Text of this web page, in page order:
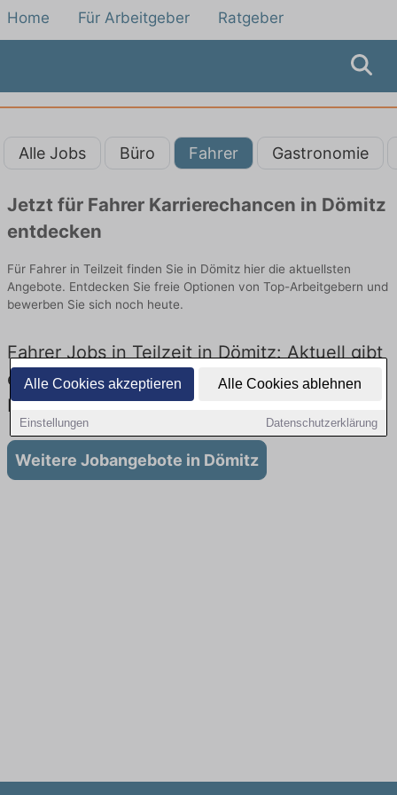
Alle Cookies akzeptieren Alle Cookies ablehnen
Einstellungen Datenschutzerklärung
Home Für Arbeitgeber Ratgeber
Alle Jobs Büro Fahrer Gastronomie
Jetzt für Fahrer Karrierechancen in Dömitz
entdecken
Für Fahrer in Teilzeit finden Sie in Dömitz hier die aktuellsten
Angebote. Entdecken Sie freie Optionen von Top-Arbeitgebern und
bewerben Sie sich noch heute.
Fahrer Jobs in Teilzeit in Dömitz: Aktuell gibt
es keine Stellenangebote für Fahrer in
Dömitz
Weitere Jobangebote in Dömitz